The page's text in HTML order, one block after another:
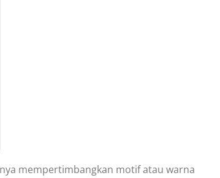
mempertimbangkan motif atau warna